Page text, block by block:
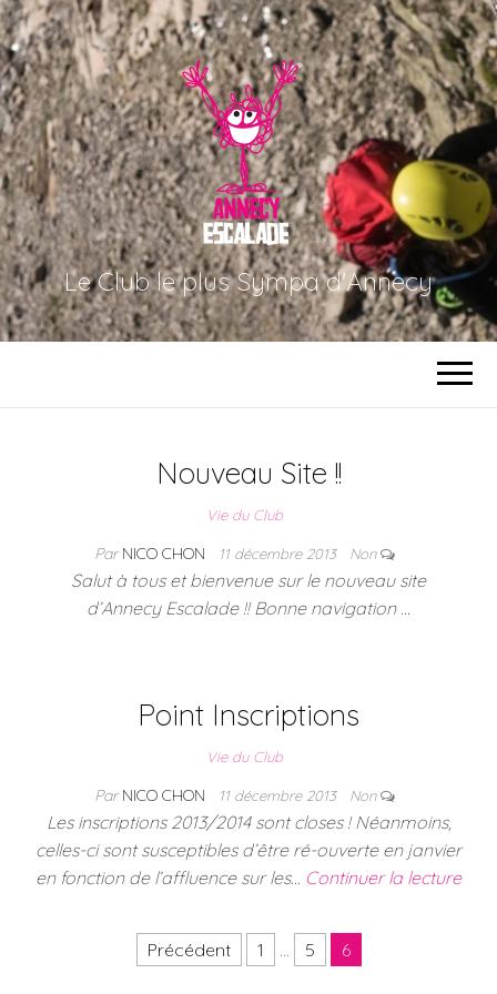
Le Club le plus Sympa d'Annecy
Nouveau Site !!
Vie du Club
ParNICO CHON 11 décembre 2013 Non
Salut à tous et bienvenue sur le nouveau site
d’Annecy Escalade !! Bonne navigation …
Point Inscriptions
Vie du Club
ParNICO CHON 11 décembre 2013 Non
Les inscriptions 2013/2014 sont closes ! Néanmoins,
celles-ci sont susceptibles d’être ré-ouverte en janvier
en fonction de l’affluence sur les… Continuer la lecture
Pagination des publications
Précédent 1 … 5 6